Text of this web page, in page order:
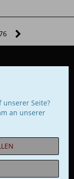
Seite?
an unserer